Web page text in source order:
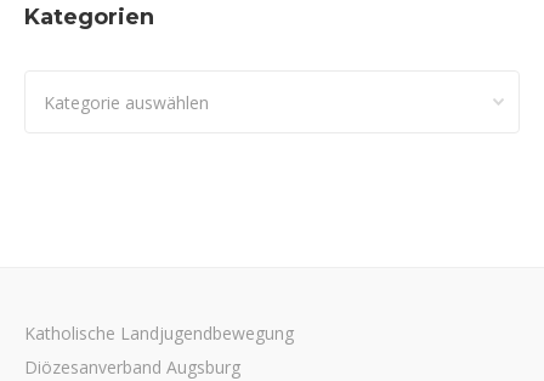
Kategorien
Katholische Landjugendbewegung
Diözesanverband Augsburg